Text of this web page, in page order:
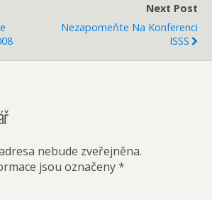
Next Post
Nezapomeňte Na Konferenci
ISSS
nebude zveřejněna.
jsou označeny*